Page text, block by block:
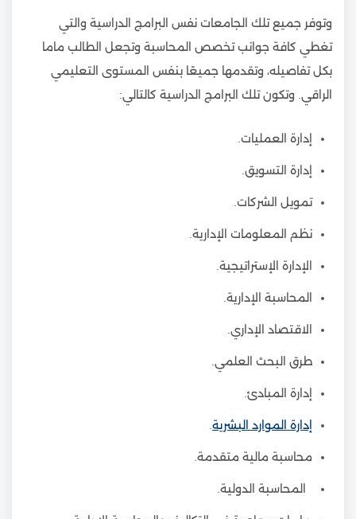
وتوفر جميع تلك الجامعات نفس البرامج الدراسية والتي
تغطي كافة جوانب تخصص المحاسبة وتجعل الطالب ماما
بكل تفاصيله، وتقدمها جميعًا بنفس المستوى التعليمي
الراقي. وتكون تلك البرامج الدراسية كالتالي:
إدارة العمليات.
إدارة التسويق.
تمويل الشركات.
نظم المعلومات الإدارية.
الإدارة الإستراتيجية.
المحاسبة الإدارية.
الاقتصاد الإداري.
طرق البحث العلمي.
إدارة المبادئ.
إدارة الموارد البشرية
محاسبة مالية متقدمة.
المحاسبة الدولية.